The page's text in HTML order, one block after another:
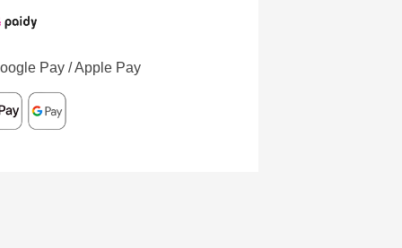
Pay / Apple Pay